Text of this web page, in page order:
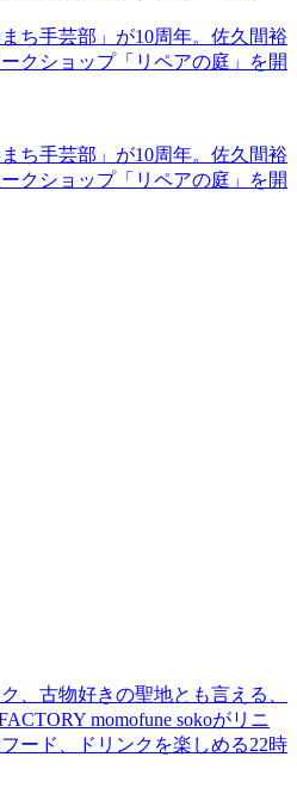
ち手芸部」が10周年。佐久間裕
クショップ「リペアの庭」を開
ち手芸部」が10周年。佐久間裕
クショップ「リペアの庭」を開
、古物好きの聖地とも言える、
momofune sokoがリニ
ード、ドリンクを楽しめる22時